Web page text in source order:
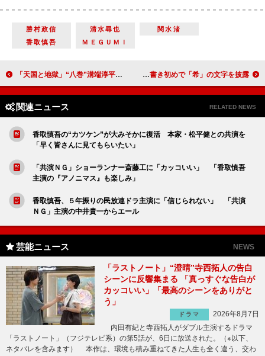
勝村政信 清水尋也
関水渚
香取慎吾
ＭＥＧＵＭＩ
「天国と地獄」“八巻”溝端淳平に「最高のファインプレー」 綾瀬はるかと高橋一生が魂の入れ替わりを熱演 土屋太鳳、日本代表選手団を応援 巨大書き初めで「希」の文字を披露
関連ニュース RELATED NEWS
香取慎吾の“カツケン”が大みそかに復活 本家・松平健との共演を
「早く皆さんに見てもらいたい」
「共演ＮＧ」ショーランナー斎藤工に「カッコいい」 「香取慎吾
主演の『アノニマス』も楽しみ」
香取慎吾、５年振りの民放連ドラ主演に「信じられない」 「共演
ＮＧ」主演の中井貴一からエール
芸能ニュース NEWS
「ラストノート」“澄晴”寺西拓人の告白
シーンに反響集まる 「真っすぐな告白が
カッコいい」「最高のシーンをありがと
う」
ドラマ
2026年8月7日
内田有紀と寺西拓人がダブル主演するドラマ
「ラストノート」（フジテレビ系）の第5話が、6日に放送された。（※以下、
ネタバレを含みます） 本作は、環境も積み重ねてきた人生も全く違う、交わ